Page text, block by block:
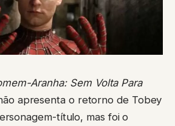
Aranha: Sem Volta Para
apresenta o retorno de Tobey
título, mas foi o